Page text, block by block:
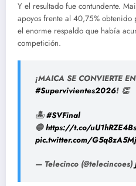
Y el resultado fue contundente.
apoyos frente al 40,75%
el enorme respaldo que había
competición.
¡MAICA SE CONVIERTE
#Supervivientes2026! 👏
🏝️#SVFinal
🔵https://t.co/uU1hRZE4Bs
pic.twitter.com/
— Telecinco (@telecincoes)